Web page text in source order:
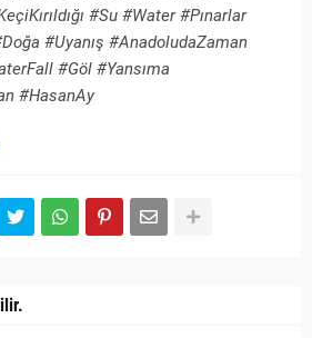
#Su #Water #Pınarlar
#Uyanış #AnadoludaZaman
#Göl #Yansıma
#HasanAy